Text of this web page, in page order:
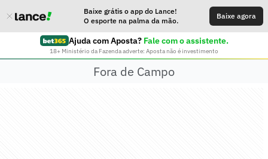
Baixe grátis o app do Lance!
O esporte na palma da mão.
Baixe agora
Ajuda com Aposta? Fale com o assistente.
18+ Ministério da Fazenda adverte: Aposta não é investimento
Fora de Campo